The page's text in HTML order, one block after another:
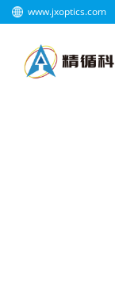
www.jxoptics.com